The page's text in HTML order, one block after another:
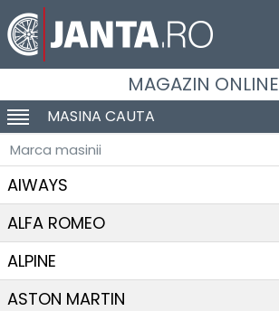
MAGAZIN ONLINE
SCHIMBA NAVIGAREA
MASINA CAUTA
Marca masinii
AIWAYS
ALFA ROMEO
ALPINE
ASTON MARTIN